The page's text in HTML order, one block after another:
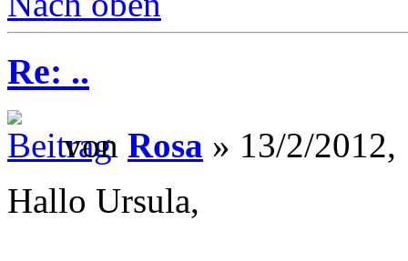
Re: ..
von Rosa » 13/2/2012,
Hallo Ursula,